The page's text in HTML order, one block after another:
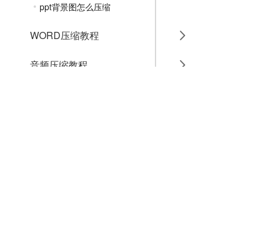
ppt背景图怎么压缩
WORD压缩教程
音频压缩教程